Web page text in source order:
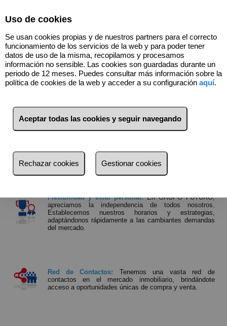
Por qué con GRUPO FUTURO
damos la bienvenida a GRUPO FUTURO, donde marcarás la
diferencia en el mercado inmobiliario! Aquí tienes las razones clave
Flexibilidad y éxito personal:En GRUPO FUTURO,
apreciamos la independencia de todos nosotros.
Establecemos nuestros horarios y estrategias,
adaptándonos rápidamente a las cambiantes demandas
del mercado.
Red de Contactos: Tenemos una vasta red de
contactos en el mercado inmobiliario, brindándote
acceso a oportunidades únicas de compra y venta.
Uso de cookies
Se usan cookies propias y de nuestros partners para el correcto
funcionamiento de los servicios de la web y para poder tener
datos de uso de la misma, recopilamos y procesamos
información no sensible. Las cookies son guardadas durante un
periodo de 12 meses. Puedes consultar más información sobre la
política de cookies de la web y acceder a su configuración aquí.
Aceptar todas las cookies y seguir navegando
Rechazar cookies Gestionar cookies